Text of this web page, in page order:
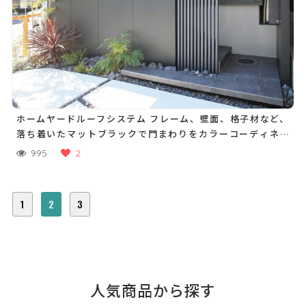
ホームヤードルーフシステム フレーム、壁面、格子材など、
落ち着いたマットブラックで門まわりをカラーコーディネー
ト 995 2
1 2 3
人気商品から探す